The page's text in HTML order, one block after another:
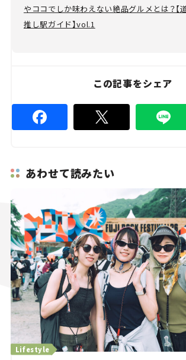
やココでしか味わえない絶品グルメとは？【
推し駅ガイド】vol.1
この記事をシェア
あわせて読みたい
Lifestyle
メルマガ登録
KURU KURAについて広告掲載 プライバシーポ
FAQ
follow us